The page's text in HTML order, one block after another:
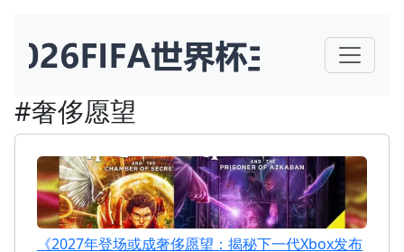
#奢侈愿望
《2027年登场或成奢侈愿望：揭秘下一代Xbox发布